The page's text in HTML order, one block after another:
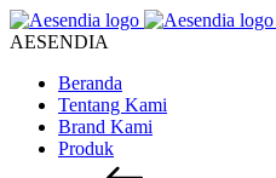
AESENDIA
Beranda
Tentang Kami
Brand Kami
Produk